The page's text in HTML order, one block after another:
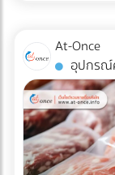
Ink ระดับอุตสาหก
พิมพ์คุณภาพได้ฟ
นำของไทย!
ไม่ได้มีแค่เรื่องขอ
ถ่ายรูปออกมาดู
ชั้นบนสุด นี่คือข้
ประมาณจะบานปลาย 1. โครงสร้างอาคารเดิมรับน้
ไม่? (Structural
ของโครงสร้าง"
At-Once
อุปกร